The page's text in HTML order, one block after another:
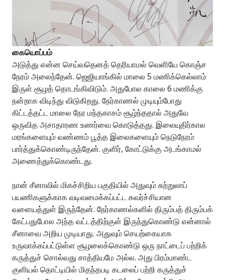
கையொப்பம்
அடுத்து என்ன செய்வதெனத் தெரியாமல் வெளியே கொஞ்ச
நேரம் அலைந்தேன். ஜெஜியாங்கில் மாலை 5 மணிக்கெல்லாம்
இருள் சூழத் தொடங்கிவிடும். அதுபோல காலை 6 மணிக்கு
நன்றாக விடிந்து விடுகிறது. நேர்காணல் முடியும்போது
கிட்டத்தட்ட மாலை நேர மந்தகாசம் சூழ்ந்ததால் அதுவே
ஒருவித அசாதாரண உணர்வை கொடுத்தது. இலையுதிர்கால
மரங்களையும் வண்ணம் பூத்த இலைகளையும் நெடுநேரம்
பார்த்துக்கொண்டிருந்தேன். குளிர், கோட்டுக்கு அடங்காமல்
அணைத்துக்கொண்டது.
நான் சீனாவில் மிகச்சிறிய பகுதியில் அதுவும் சுற்றுலாப்
பயணிகளுக்காக வடிவமைக்கப்பட்ட கவர்ச்சியான
வளையத்துள் இருந்தேன். நேர்காணல்களில் திரும்பத் திரும்பக்
கேட்பதுபோல அந்த வட்டத்திற்குள் இருந்துகொண்டு என்னால்
சீனாவை அறிய முடியாது. அதுவும் செயற்கையாக
உருவாக்கப்பட்டுள்ள சூழலைக்கொண்டு ஒரு நாட்டைப் பற்றிக்
கருத்துச் சொல்வது சாத்தியமே அல்ல. அது பிரம்மாண்ட
குளியல் தொட்டியில் மிதந்தபடி கடலைப் பற்றி கருத்துச்